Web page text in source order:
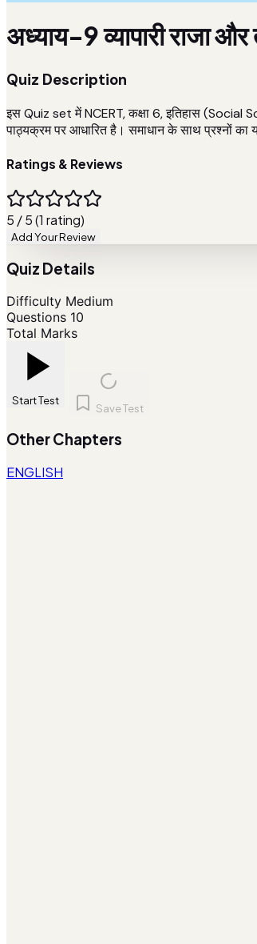
अध्याय-9 व्यापारी राजा
Quiz Description
इस Quiz set में NCERT, कक्षा 6, इतिहास (Social
पाठ्यक्रम पर आधारित है। समाधान के साथ प्रश्नों
Ratings & Reviews
5 / 5 (1 rating)
Add Your Review
Quiz Details
Difficulty Medium
Questions 10
Total Marks
Start Test
Save Test
Other Chapters
ENGLISH